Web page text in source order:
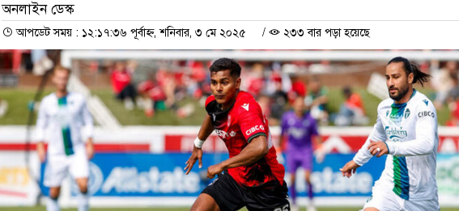
অনলাইন ডেস্ক
আপডেট সময় : ১২:১৭:৩৬ পূর্বাহ্ন, শনিবার, ৩ মে ২০২৫ / ২৩৩ বার পড়া হয়েছে